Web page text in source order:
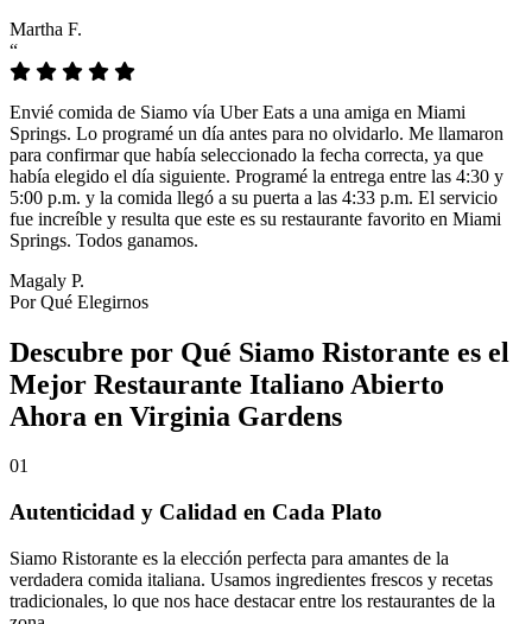
Martha F.
“
Envié comida de Siamo vía Uber Eats a una amiga en Miami
Springs. Lo programé un día antes para no olvidarlo. Me llamaron
para confirmar que había seleccionado la fecha correcta, ya que
había elegido el día siguiente. Programé la entrega entre las 4:30 y
5:00 p.m. y la comida llegó a su puerta a las 4:33 p.m. El servicio
fue increíble y resulta que este es su restaurante favorito en Miami
Springs. Todos ganamos.
Magaly P.
Por Qué Elegirnos
Descubre por Qué Siamo Ristorante es el
Mejor Restaurante Italiano Abierto
Ahora en Virginia Gardens
01
Autenticidad y Calidad en Cada Plato
Siamo Ristorante es la elección perfecta para amantes de la
verdadera comida italiana. Usamos ingredientes frescos y recetas
tradicionales, lo que nos hace destacar entre los restaurantes de la